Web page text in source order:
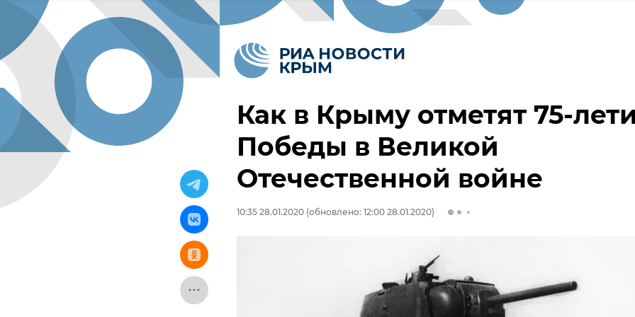
Как в Крыму отметят 75-
Победы в Великой
Отечественной войне
10:35 28.01.2020 (обновлено: 12:00 28.01.2020)